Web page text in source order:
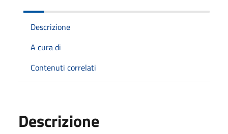
Descrizione
A cura di
Contenuti correlati
Descrizione